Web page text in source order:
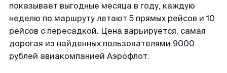
показывает выгодные месяца в году, каждую
неделю по маршруту летают 5 прямых рейсов и 10
рейсов с пересадкой. Цена варьируется, самая
дорогая из найденных пользователями 9000
рублей авиакомпанией Аэрофлот.